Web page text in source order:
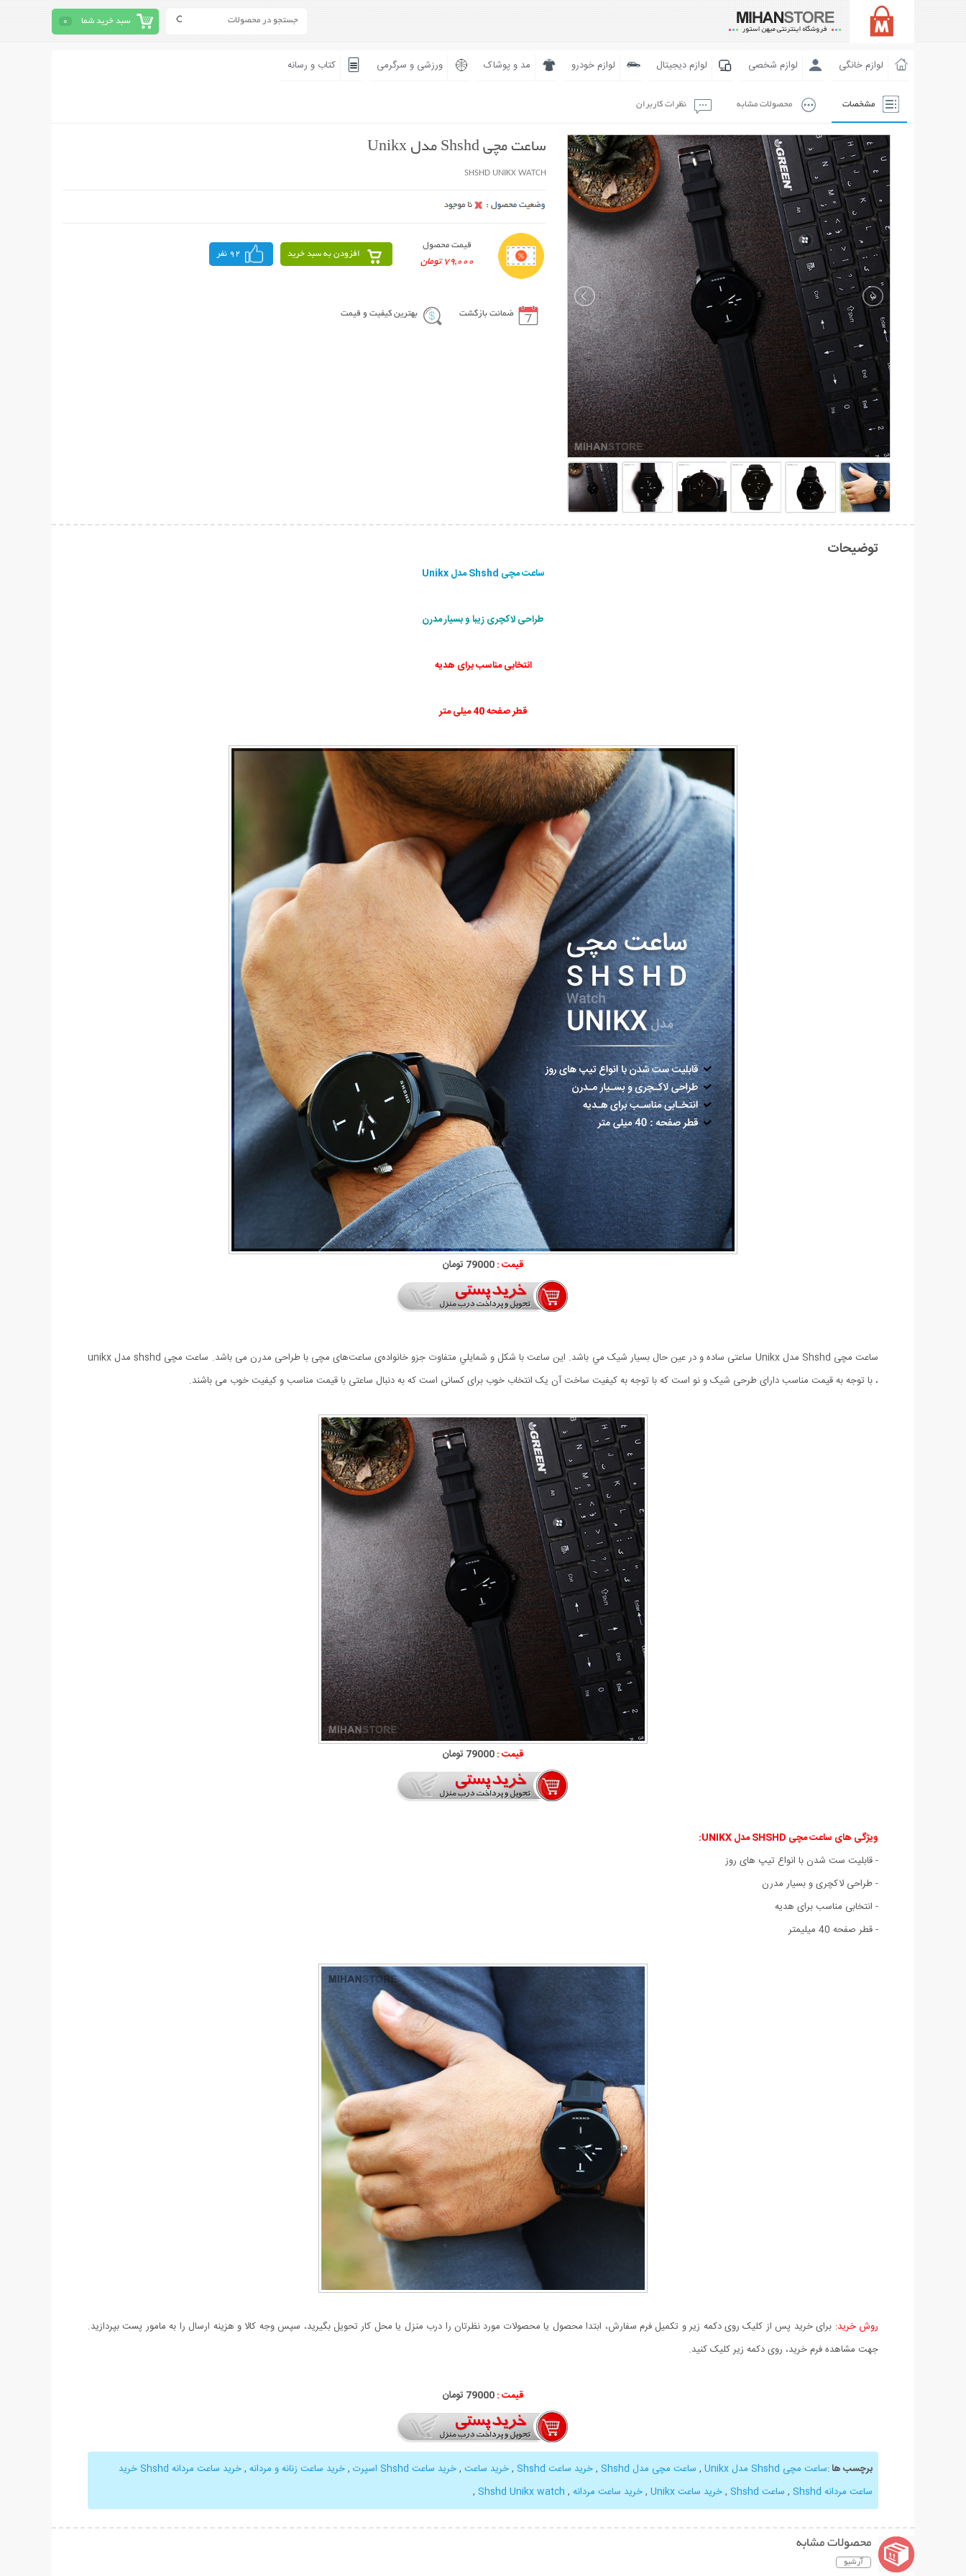
سبد خرید شما 0
لوازم خانگی لوازم شخصی لوازم دیجیتال لوازم خودرو مد و پوشاک ورزشی و سرگرمی کتاب و رسانه
مشخصات محصولات مشابه نظرات کاربران
ساعت مچی Shshd مدل Unikx
SHSHD UNIKX WATCH
قیمت محصول
79,000 تومان
افزودن به سبد خرید 92 نفر
ضمانت بازگشت بهترین کیفیت و قیمت
توضیحات
ساعت مچی Shshd مدل Unikx
طراحی لاکچری زیبا و بسیار مدرن
انتخابی مناسب برای هدیه
قطر صفحه 40 میلی متر
قیمت :79000 تومان
ساعت مچی Shshd مدل Unikx ساعتی ساده و در عین حال بسیار شیک مي باشد. اين ساعت با شكل و شمايلي متفاوت جزو خانواده‌ی ساعت‌های مچی با طراحی مدرن می باشد. ساعت مچی shshd مدل unikx
، با توجه به قیمت مناسب دارای طرحی شیک و نو است که با توجه به کیفیت ساخت آن یک انتخاب خوب برای کسانی است که به دنبال ساعتی با قیمت مناسب و کیفیت خوب می باشند.
قیمت :79000 تومان
ویژگی های ساعت مچی SHSHD مدل UNIKX:
- قابلیت ست شدن با انواع تیپ های روز
- طراحی لاکچری و بسیار مدرن
- انتخابی مناسب برای هدیه
- قطر صفحه 40 میلیمتر
روش خرید: برای خرید پس از کلیک روی دکمه زیر و تکمیل فرم سفارش، ابتدا محصول یا محصولات مورد نظرتان را درب منزل یا محل کار تحویل بگیرید، سپس وجه کالا و هزینه ارسال را به مامور پست بپردازید.
جهت مشاهده فرم خرید، روی دکمه زیر کلیک کنید.
قیمت :79000 تومان
برچسب ها:ساعت مچی Shshd مدل Unikx , ساعت مچی مدل Shshd ,خرید ساعت Shshd ,خرید ساعت ,خرید ساعت Shshd اسپرت ,خرید ساعت زنانه و مردانه ,
خرید ساعت مردانه Shshd خرید
ساعت مردانه Shshd
, ساعت Shshd ,خرید ساعت Unikx ,خرید ساعت مردانه ,
Shshd Unikx watch
,
محصولات مشابه
آرشیو
نمایش توضیحات بیشتر